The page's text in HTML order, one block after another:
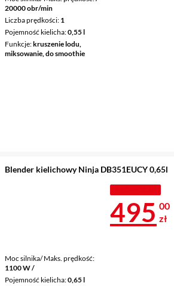
20000 obr/min
Liczba prędkości 1
Pojemność kielicha 0,55 l
Funkcje kruszenie lodu,
miksowanie, do smoothie
Blender kielichowy Ninja DB351EUCY 0,65l
Moc silnika/ Maks. prędkość
1100 W /
Pojemność kielicha 0,65 l
Cena
495 00
zł